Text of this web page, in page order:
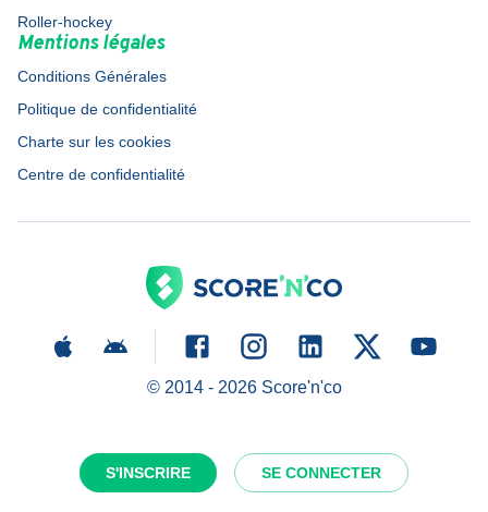
S'INSCRIRE SE CONNECTER
Roller-hockey
Mentions légales
Conditions Générales
Politique de confidentialité
Charte sur les cookies
Centre de confidentialité
© 2014 - 2026Score'n'co